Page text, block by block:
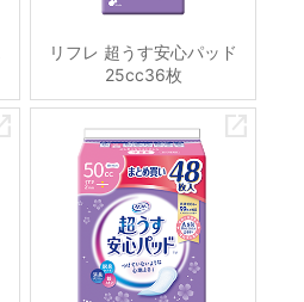
リフレ 超うす安心パッド
25cc36枚